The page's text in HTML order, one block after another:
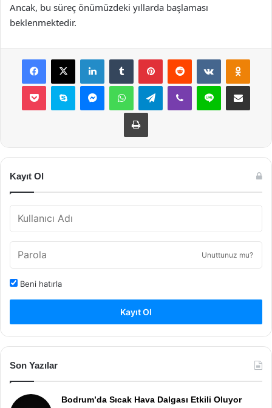
Ancak, bu süreç önümüzdeki yıllarda başlaması
beklenmektedir.
Facebook
X LinkedInTumblr PinterestReddit VKontakte
Pocket Skype MessengerWhatsAppTelegramViber Line E-Posta ile
Yazdır
Kayıt Ol
Unuttunuz mu?
Beni hatırla
Kayıt Ol
Son Yazılar
Bodrum’da Sıcak Hava Dalgası Etkili Oluyor